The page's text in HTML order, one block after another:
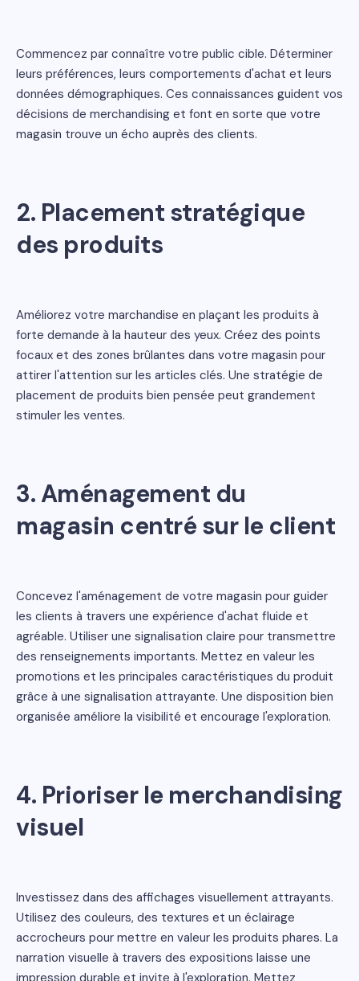
Commencez par connaître votre public cible. Déterminer
leurs préférences, leurs comportements d'achat et leurs
données démographiques. Ces connaissances guident vos
décisions de merchandising et font en sorte que votre
magasin trouve un écho auprès des clients.
2. Placement stratégique
des produits
Améliorez votre marchandise en plaçant les produits à
forte demande à la hauteur des yeux. Créez des points
focaux et des zones brûlantes dans votre magasin pour
attirer l'attention sur les articles clés. Une stratégie de
placement de produits bien pensée peut grandement
stimuler les ventes.
3. Aménagement du
magasin centré sur le client
Concevez l'aménagement de votre magasin pour guider
les clients à travers une expérience d'achat fluide et
agréable. Utiliser une signalisation claire pour transmettre
des renseignements importants. Mettez en valeur les
promotions et les principales caractéristiques du produit
grâce à une signalisation attrayante. Une disposition bien
organisée améliore la visibilité et encourage l'exploration.
4. Prioriser le merchandising
visuel
Investissez dans des affichages visuellement attrayants.
Utilisez des couleurs, des textures et un éclairage
accrocheurs pour mettre en valeur les produits phares. La
narration visuelle à travers des expositions laisse une
impression durable et invite à l'exploration. Mettez